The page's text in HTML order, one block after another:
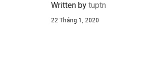
Written by tuptn
22 Tháng 1, 2020